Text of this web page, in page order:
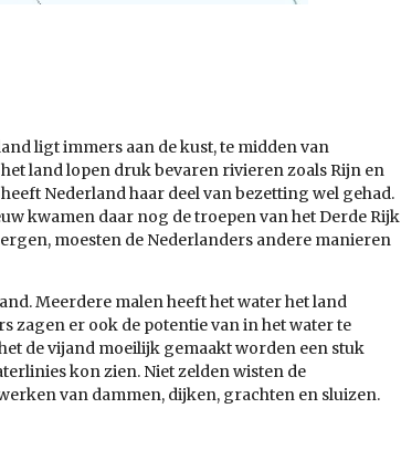
ligt immers aan de kust, te midden van
land lopen druk bevaren rivieren zoals Rijn en
Nederland haar deel van bezetting wel gehad.
kwamen daar nog de troepen van het Derde Rijk
moesten de Nederlanders andere manieren
Meerdere malen heeft het water het land
zagen er ook de potentie van in het water te
de vijand moeilijk gemaakt worden een stuk
kon zien. Niet zelden wisten de
van dammen, dijken, grachten en sluizen.